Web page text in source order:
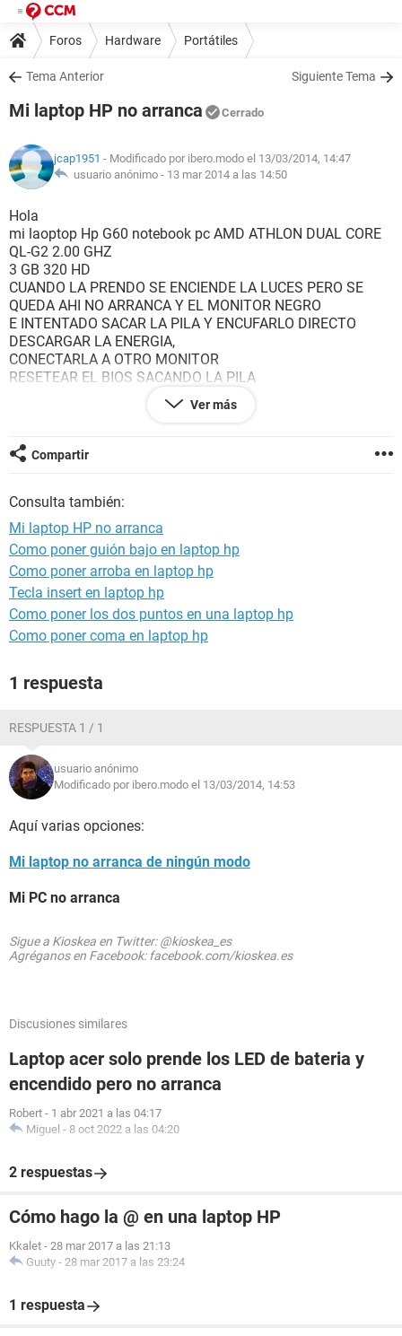
Foros Hardware Portátiles
Tema Anterior Siguiente Tema
Mi laptop HP no arranca Cerrado
jcap1951 - Modificado por ibero.modo el 13/03/2014, 14:47
usuario anónimo - 13 mar 2014 a las 14:50
Hola
mi laoptop Hp G60 notebook pc AMD ATHLON DUAL CORE
QL-G2 2.00 GHZ
3 GB 320 HD
CUANDO LA PRENDO SE ENCIENDE LA LUCES PERO SE
QUEDA AHI NO ARRANCA Y EL MONITOR NEGRO
E INTENTADO SACAR LA PILA Y ENCUFARLO DIRECTO
DESCARGAR LA ENERGIA,
CONECTARLA A OTRO MONITOR
RESETEAR EL BIOS SACANDO LA PILA
SACANDO DISCO , MEMORIAS , TARJETA WIFI
Ver más
Compartir
Consulta también:
Mi laptop HP no arranca
Como poner guión bajo en laptop hp
Como poner arroba en laptop hp
Tecla insert en laptop hp
Como poner los dos puntos en una laptop hp
Como poner coma en laptop hp
1 respuesta
RESPUESTA 1 / 1
usuario anónimo
Modificado por ibero.modo el 13/03/2014, 14:53
Aquí varias opciones:
Mi laptop no arranca de ningún modo
Mi PC no arranca
Sigue a Kioskea en Twitter: @kioskea_es
Agréganos en Facebook: facebook.com/kioskea.es
Discusiones similares
Laptop acer solo prende los LED de bateria y
encendido pero no arranca
Robert - 1 abr 2021 a las 04:17
Miguel - 8 oct 2022 a las 04:20
2 respuestas
Cómo hago la @ en una laptop HP
Kkalet - 28 mar 2017 a las 21:13
Guuty - 28 mar 2017 a las 23:24
1 respuesta